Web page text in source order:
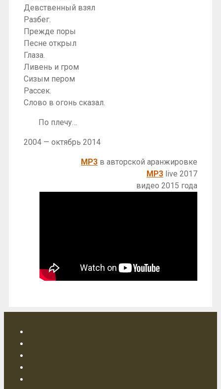
Девственный взял
Разбег.
Прежде поры
Песне открыл
Глаза.
Ливень и гром
Сизым пером
Рассек.
Слово в огонь сказал.
По плечу…
2004 — октябрь 2014
MP3 в авторской аранжировке
MP3 live 2017
видео 2015 года